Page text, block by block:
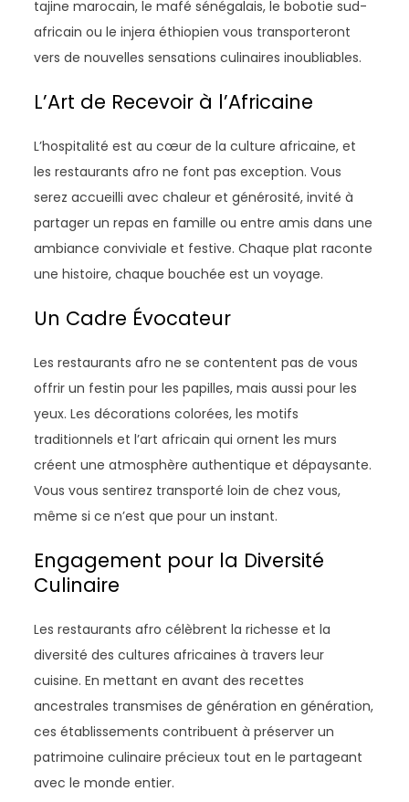
tajine marocain, le mafé sénégalais, le bobotie sud-
africain ou le injera éthiopien vous transporteront
vers de nouvelles sensations culinaires inoubliables.
L’Art de Recevoir à l’Africaine
L’hospitalité est au cœur de la culture africaine, et
les restaurants afro ne font pas exception. Vous
serez accueilli avec chaleur et générosité, invité à
partager un repas en famille ou entre amis dans une
ambiance conviviale et festive. Chaque plat raconte
une histoire, chaque bouchée est un voyage.
Un Cadre Évocateur
Les restaurants afro ne se contentent pas de vous
offrir un festin pour les papilles, mais aussi pour les
yeux. Les décorations colorées, les motifs
traditionnels et l’art africain qui ornent les murs
créent une atmosphère authentique et dépaysante.
Vous vous sentirez transporté loin de chez vous,
même si ce n’est que pour un instant.
Engagement pour la Diversité
Culinaire
Les restaurants afro célèbrent la richesse et la
diversité des cultures africaines à travers leur
cuisine. En mettant en avant des recettes
ancestrales transmises de génération en génération,
ces établissements contribuent à préserver un
patrimoine culinaire précieux tout en le partageant
avec le monde entier.